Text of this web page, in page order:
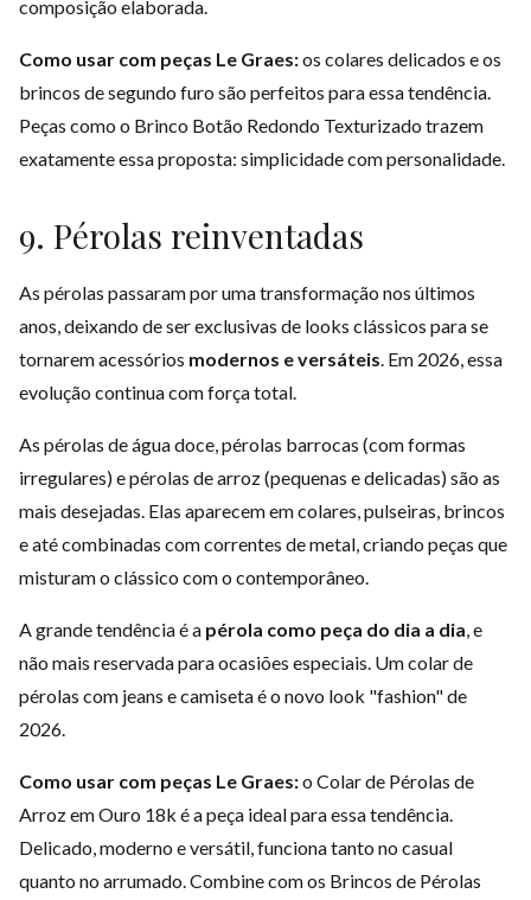
composição elaborada.
Como usar com peças Le Graes:os colares delicados e os
brincos de segundo furo são perfeitos para essa tendência.
Peças como o Brinco Botão Redondo Texturizado trazem
exatamente essa proposta: simplicidade com personalidade.
9. Pérolas reinventadas
As pérolas passaram por uma transformação nos últimos
anos, deixando de ser exclusivas de looks clássicos para se
tornarem acessórios modernos e versáteis. Em 2026, essa
evolução continua com força total.
As pérolas de água doce, pérolas barrocas (com formas
irregulares) e pérolas de arroz (pequenas e delicadas) são as
mais desejadas. Elas aparecem em colares, pulseiras, brincos
e até combinadas com correntes de metal, criando peças que
misturam o clássico com o contemporâneo.
A grande tendência é a pérola como peça do dia a dia, e
não mais reservada para ocasiões especiais. Um colar de
pérolas com jeans e camiseta é o novo look "fashion" de
2026.
Como usar com peças Le Graes:o Colar de Pérolas de
Arroz em Ouro 18k é a peça ideal para essa tendência.
Delicado, moderno e versátil, funciona tanto no casual
quanto no arrumado. Combine com os Brincos de Pérolas